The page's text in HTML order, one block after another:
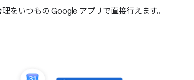
をいつもの Google アプリで直接行えます。